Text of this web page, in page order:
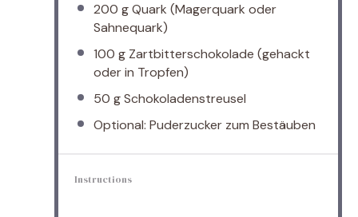
200 gQuark (Magerquark oder
Sahnequark)
100 g Zartbitterschokolade (gehackt
oder in Tropfen)
50 gSchokoladenstreusel
Optional: Puderzucker zum Bestäuben
Instructions